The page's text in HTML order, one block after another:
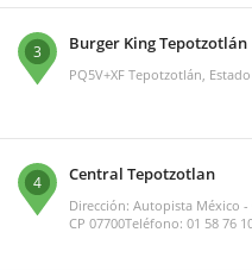
3 Burger King Tepotzotlán
PQ5V+XF Tepotzotlán,
4 Central Tepotzotlan
Dirección: Autopista México
CP 07700Teléfono: 01 58 76